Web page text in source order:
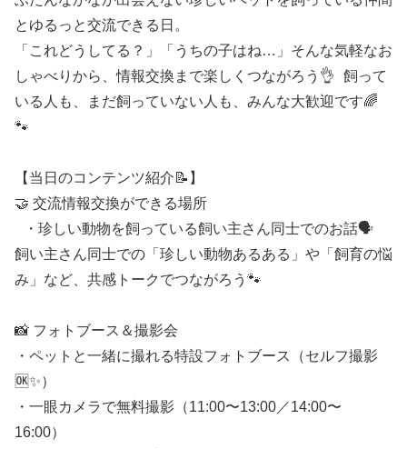
とゆるっと交流できる日。
「これどうしてる？」「うちの子はね…」そんな気軽なお
しゃべりから、情報交換まで楽しくつながろう👌 飼って
いる人も、まだ飼っていない人も、みんな大歓迎です🌈
🐾
【当日のコンテンツ紹介📝】
🤝 交流情報交換ができる場所
・珍しい動物を飼っている飼い主さん同士でのお話🗣️
飼い主さん同士での「珍しい動物あるある」や「飼育の悩
み」など、共感トークでつながろう🐾
📸 フォトブース＆撮影会
・ペットと一緒に撮れる特設フォトブース（セルフ撮影
🆗✨）
・一眼カメラで無料撮影（11:00〜13:00／14:00〜
16:00）